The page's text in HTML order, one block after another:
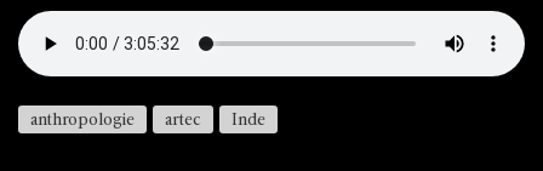
anthropologie artec Inde